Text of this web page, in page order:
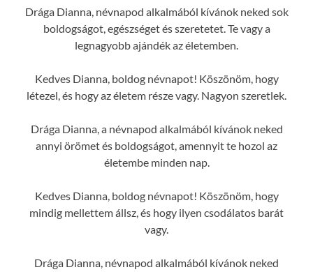
Drága Dianna, névnapod alkalmából kívánok neked sok
boldogságot, egészséget és szeretetet. Te vagy a
legnagyobb ajándék az életemben.
Kedves Dianna, boldog névnapot! Köszönöm, hogy
létezel, és hogy az életem része vagy. Nagyon szeretlek.
Drága Dianna, a névnapod alkalmából kívánok neked
annyi örömet és boldogságot, amennyit te hozol az
életembe minden nap.
Kedves Dianna, boldog névnapot! Köszönöm, hogy
mindig mellettem állsz, és hogy ilyen csodálatos barát
vagy.
Drága Dianna, névnapod alkalmából kívánok neked